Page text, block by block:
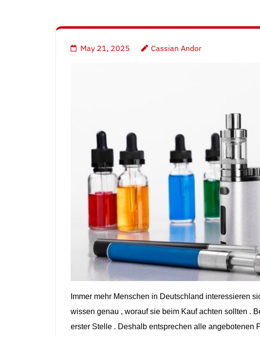
May 21, 2025 Cassian Andor
Immer mehr Menschen in Deutschland interessieren
wissen genau , woraufsie beim Kaufachten sollten .
erster Stelle . Deshalb entsprechen alle angebotenen